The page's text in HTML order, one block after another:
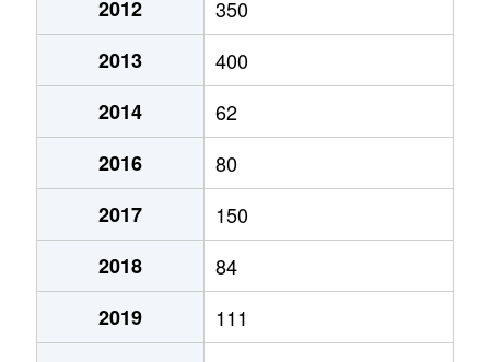
2012
350
2013
400
2014
62
2016
80
2017
150
2018
84
2019
111